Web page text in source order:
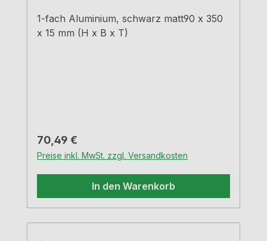
1-fach Aluminium, schwarz matt90 x 350
x 15 mm (H x B x T)
Regulärer Preis:
70,49 €
Preise inkl. MwSt. zzgl. Versandkosten
In den Warenkorb